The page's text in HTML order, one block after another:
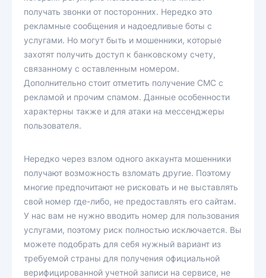
получать звонки от посторонних. Нередко это
рекламные сообщения и надоедливые боты с
услугами. Но могут быть и мошенники, которые
захотят получить доступ к банковскому счету,
связанному с оставленным номером.
Дополнительно стоит отметить получение СМС с
рекламой и прочим спамом. Данные особенности
характерны также и для атаки на мессенджеры
пользователя.
Нередко через взлом одного аккаунта мошенники
получают возможность взломать другие. Поэтому
многие предпочитают не рисковать и не выставлять
свой номер где-либо, не предоставлять его сайтам.
У нас вам не нужно вводить номер для пользования
услугами, поэтому риск полностью исключается. Вы
можете подобрать для себя нужный вариант из
требуемой страны для получения официальной
верифицированной учетной записи на сервисе, не